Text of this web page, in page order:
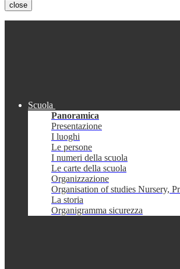
close
Scuola
Panoramica
Presentazione
I luoghi
Le persone
I numeri della scuola
Le carte della scuola
Organizzazione
Organisation of studies Nursery,
La storia
Organigramma sicurezza